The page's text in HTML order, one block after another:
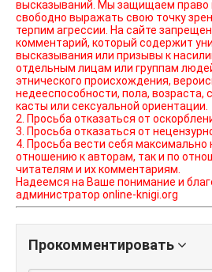
высказываний. Мы защищаем право наших читателей
свободно выражать свою точку
терпим агрессии. На сайте
комментарий, который содержит
высказывания или призывы к
отдельным лицам или группам
этнического происхождения,
недееспособности, пола, возраста,
касты или сексуальной ориентации.
2. Просьба отказаться от
3. Просьба отказаться от
4. Просьба вести себя максимально
отношению к авторам, так и по
читателям и их комментариям.
Надеемся на Ваше понимание и
администратор online-knigi.org
Прокомментировать